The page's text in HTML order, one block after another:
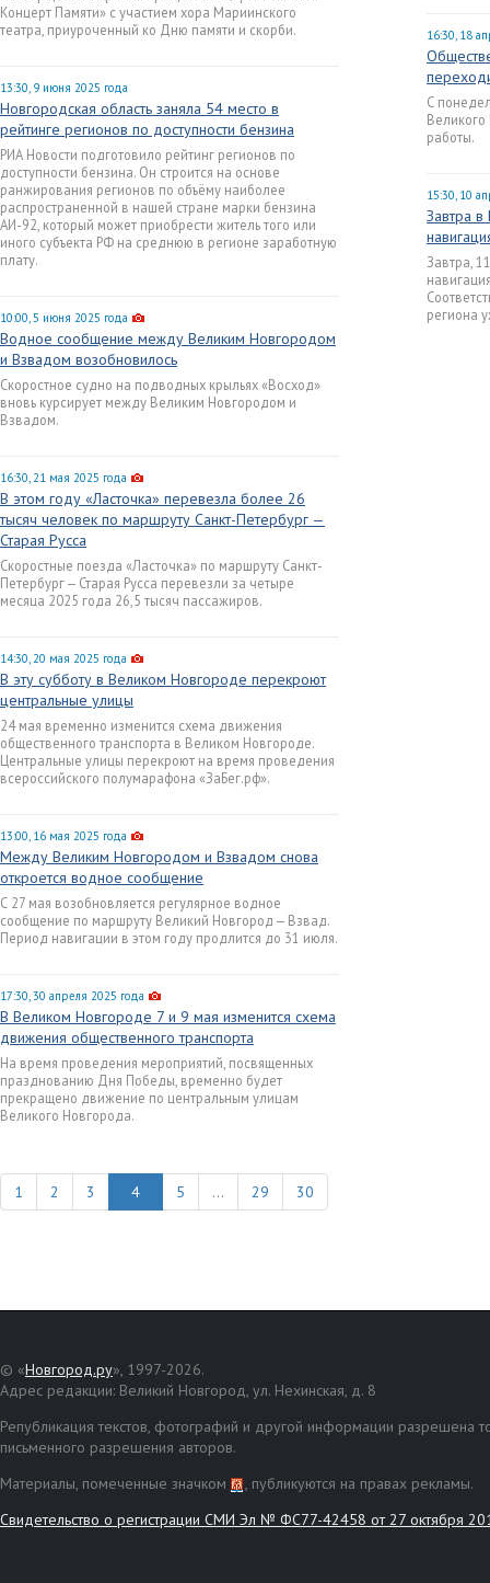
Концерт Памяти» c участием хора Мариинского
театра, приуроченный ко Дню памяти и скорби.
13:30, 9 июня 2025 года
Новгородская область заняла 54 место в
рейтинге регионов по доступности бензина
РИА Новости подготовило рейтинг регионов по
доступности бензина. Он строится на основе
ранжирования регионов по объёму наиболее
распространенной в нашей стране марки бензина
АИ-92, который может приобрести житель того или
иного субъекта РФ на среднюю в регионе заработную
плату.
10:00, 5 июня 2025 года
Водное сообщение между Великим Новгородом
и Взвадом возобновилось
Скоростное судно на подводных крыльях «Восход»
вновь курсирует между Великим Новгородом и
Взвадом.
16:30, 21 мая 2025 года
В этом году «Ласточка» перевезла более 26
тысяч человек по маршруту Санкт-Петербург —
Старая Русса
Скоростные поезда «Ласточка» по маршруту Санкт-
Петербург — Старая Русса перевезли за четыре
месяца 2025 года 26,5 тысяч пассажиров.
14:30, 20 мая 2025 года
В эту субботу в Великом Новгороде перекроют
центральные улицы
24 мая временно изменится схема движения
общественного транспорта в Великом Новгороде.
Центральные улицы перекроют на время проведения
всероссийского полумарафона «ЗаБег.рф».
13:00, 16 мая 2025 года
Между Великим Новгородом и Взвадом снова
откроется водное сообщение
С 27 мая возобновляется регулярное водное
сообщение по маршруту Великий Новгород — Взвад.
Период навигации в этом году продлится до 31 июля.
17:30, 30 апреля 2025 года
В Великом Новгороде 7 и 9 мая изменится схема
движения общественного транспорта
На время проведения мероприятий, посвященных
празднованию Дня Победы, временно будет
прекращено движение по центральным улицам
Великого Новгорода.
16:30, 18
С
работы.
15:30, 10
Завтра в
Завтра,
региона
1 2 3 5 ... 29 30
© «Новгород.ру», 1997-2026.
Адрес редакции: Великий Новгород, ул. Нехинская, д. 8
Републикация текстов, фотографий и другой информации разрешена
письменного разрешения авторов.
Материалы, помеченные значком
, публикуются на правах рекламы.
Свидетельство о регистрации СМИ Эл № ФС77-42458 от 27 октября